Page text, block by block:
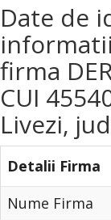
Date de
firma
CUI
Livezi,
Detalii Firma
Nume Firma